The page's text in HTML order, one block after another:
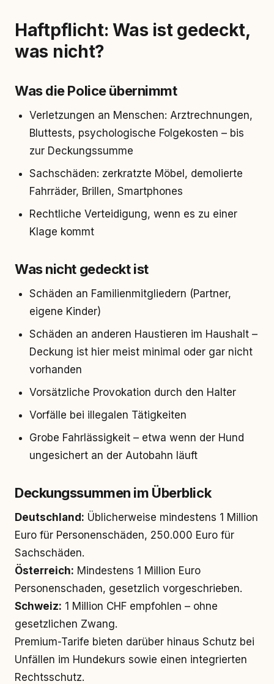
Haftpflicht: Was ist gedeckt,
was nicht?
Was die Police übernimmt
Verletzungen an Menschen: Arztrechnungen,
Bluttests, psychologische Folgekosten – bis
zur Deckungssumme
Sachschäden: zerkratzte Möbel, demolierte
Fahrräder, Brillen, Smartphones
Rechtliche Verteidigung, wenn es zu einer
Klage kommt
Was nicht gedeckt ist
Schäden an Familienmitgliedern (Partner,
eigene Kinder)
Schäden an anderen Haustieren im Haushalt –
Deckung ist hier meist minimal oder gar nicht
vorhanden
Vorsätzliche Provokation durch den Halter
Vorfälle bei illegalen Tätigkeiten
Grobe Fahrlässigkeit – etwa wenn der Hund
ungesichert an der Autobahn läuft
Deckungssummen im Überblick
Deutschland: Üblicherweise mindestens 1 Million
Euro für Personenschäden, 250.000 Euro für
Sachschäden.
Österreich: Mindestens 1 Million Euro
Personenschaden, gesetzlich vorgeschrieben.
Schweiz: 1 Million CHF empfohlen – ohne
gesetzlichen Zwang.
Premium-Tarife bieten darüber hinaus Schutz bei
Unfällen im Hundekurs sowie einen integrierten
Rechtsschutz.